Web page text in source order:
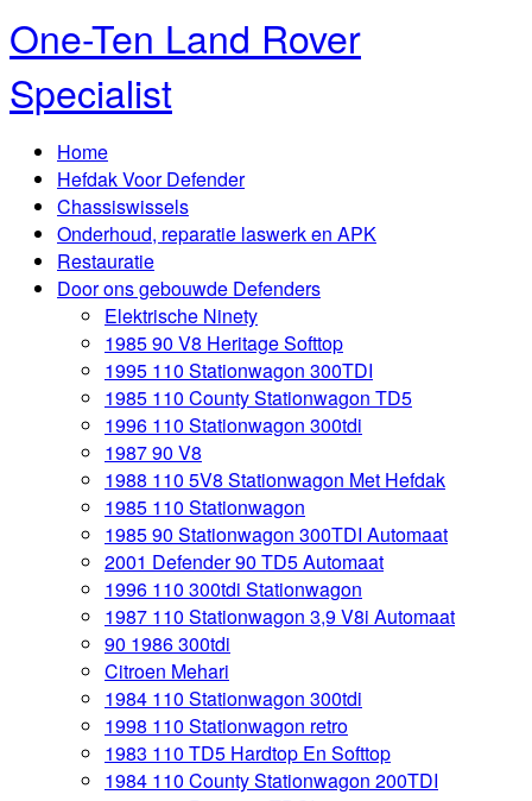
One-Ten Land Rover
Specialist
Home
Hefdak Voor Defender
Chassiswissels
Onderhoud, reparatie laswerk en APK
Restauratie
Door ons gebouwde Defenders
Elektrische Ninety
1985 90 V8 Heritage Softtop
1995 110 Stationwagon 300TDI
1985 110 County Stationwagon TD5
1996 110 Stationwagon 300tdi
1987 90 V8
1988 110 5V8 Stationwagon Met Hefdak
1985 110 Stationwagon
1985 90 Stationwagon 300TDI Automaat
2001 Defender 90 TD5 Automaat
1996 110 300tdi Stationwagon
1987 110 Stationwagon 3,9 V8i Automaat
90 1986 300tdi
Citroen Mehari
1984 110 Stationwagon 300tdi
1998 110 Stationwagon retro
1983 110 TD5 Hardtop En Softtop
1984 110 County Stationwagon 200TDI